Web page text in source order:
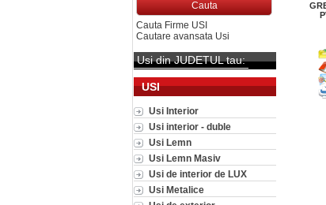
Cauta Firme USI
Cautare avansata Usi
Usi din JUDETUL tau:
USI
Usi Interior
Usi interior - duble
Usi Lemn
Usi Lemn Masiv
Usi de interior de LUX
Usi Metalice